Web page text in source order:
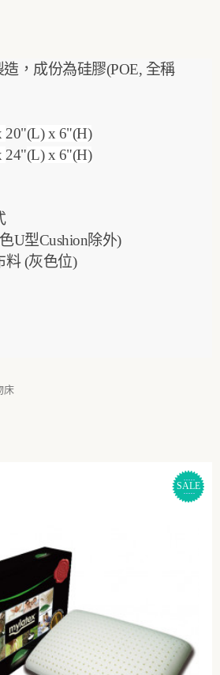
，成份為硅膠(POE, 全稱
20"(L) x 6"(H)
24"(L) x 6"(H)
U型Cushion除外)
料 (灰色位)
床
SALE